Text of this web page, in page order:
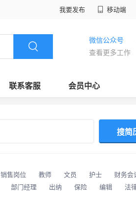
我要发布 移动端
微信公众号
查看更多工作
联系客服 会员中心
搜简
销售岗位 教师 文员 护士
财务会
部门经理 出纳 保险 编辑
法